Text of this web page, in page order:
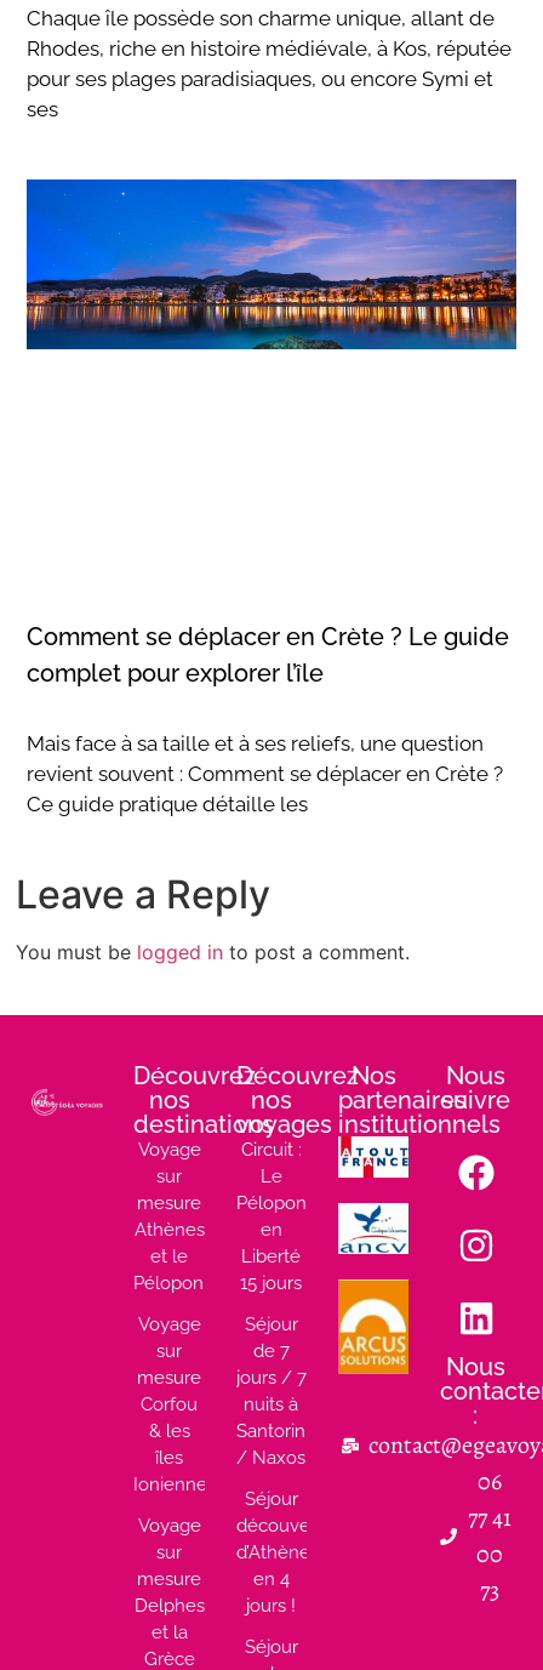
Chaque île possède son charme unique, allant de
Rhodes, riche en histoire médiévale, à Kos, réputée
pour ses plages paradisiaques, ou encore Symi et
ses
Comment se déplacer en Crète ? Le guide
complet pour explorer l’île
Mais face à sa taille et à ses reliefs, une question
revient souvent : Comment se déplacer en Crète ?
Ce guide pratique détaille les
Leave a Reply
You must be logged in to post a comment.
Découvrez
nos
destinations
Voyage
sur
mesure
Athènes
et le
Péloponnèse
Voyage
sur
mesure
Corfou
& les
îles
Ioniennes
Voyage
sur
mesure
Delphes
et la
Grèce
Découvrez
nos
voyages
Circuit :
Le
Péloponnèse
en
Liberté
15 jours
Séjour
de 7
jours / 7
nuits à
Santorin
/ Naxos
Séjour
découverte
d’Athènes
en 4
jours !
Séjour
Nos
partenaires
institutionnels
Nous
suivre
:
Nous
:
06
77 41
00
73